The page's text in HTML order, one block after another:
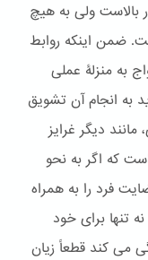
بالاست ولی به هیچ
ضمن اینکه روابط
به منزلۀ عملی
به انجام آن تشویق
دیگر غرایز
که اگر به نحو
فرد را به همراه
تنها برای خود
می کند قطعاً زیان